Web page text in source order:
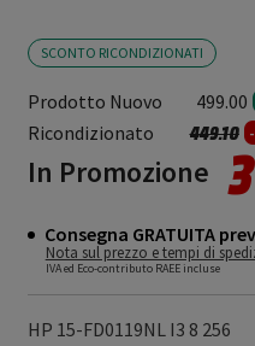
SCONTO RICONDIZIONATI
Prodotto Nuovo 499.00
Ricondizionato Prezzo
449.10a
In Promozione
Consegna GRATUITA
Nota sul prezzo e tempi di
IVA ed Eco-contributo RAEE incluse
HP 15-FD0119NL I3 8 256